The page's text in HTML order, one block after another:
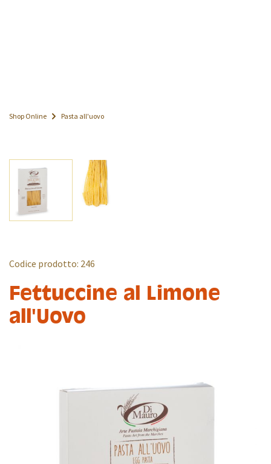
Shop Online Pasta all'uovo
Codice prodotto: 246
Fettuccine al Limone
all'Uovo